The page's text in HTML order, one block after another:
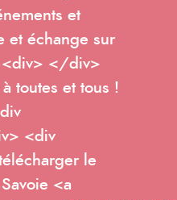
et
et échange sur
<div> </div>
toutes et tous !
<div
le
<a